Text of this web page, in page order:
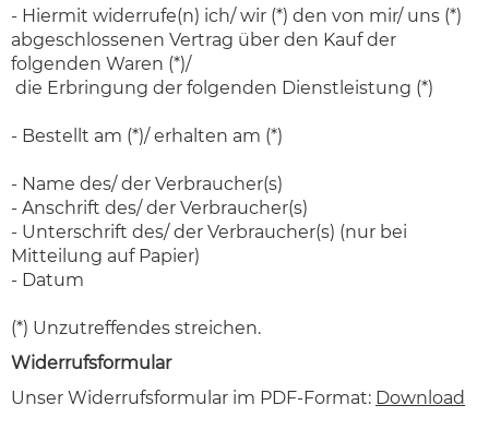
- Hiermit widerrufe(n) ich/ wir (*) den von mir/ uns (*)
abgeschlossenen Vertrag über den Kauf der
folgenden Waren (*)/
die Erbringung der folgenden Dienstleistung (*)
- Bestellt am (*)/ erhalten am (*)
- Name des/ der Verbraucher(s)
- Anschrift des/ der Verbraucher(s)
- Unterschrift des/ der Verbraucher(s) (nur bei
Mitteilung auf Papier)
- Datum
(*) Unzutreffendes streichen.
Widerrufsformular
Unser Widerrufsformular im PDF-Format: Download